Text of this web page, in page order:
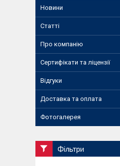
Новини
Статті
Про компанію
Сертифікати та ліцензії
Відгуки
Доставка та оплата
Фотогалерея
Фільтри